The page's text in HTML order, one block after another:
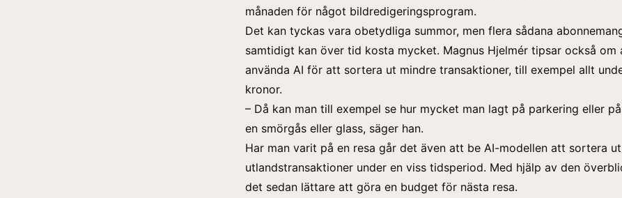
månaden för något bildredigeringsprogram.
Det kan tyckas vara obetydliga summor, men flera sådana
samtidigt kan över tid kosta mycket. Magnus Hjelmér tipsar också om
använda AI för att sortera ut mindre transaktioner, till exempel allt
kronor.
– Då kan man till exempel se hur mycket man lagt på parkering eller
en smörgås eller glass, säger han.
Har man varit på en resa går det även att be AI-modellen att sortera
utlandstransaktioner under en viss tidsperiod. Med hjälp av den
det sedan lättare att göra en budget för nästa resa.